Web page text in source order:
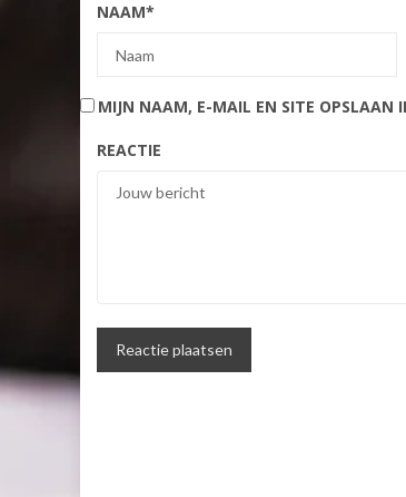
NAAM*
MIJN NAAM, E-MAIL EN SITE OPSLAAN
REACTIE